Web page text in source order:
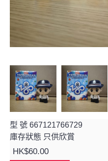
型 號 667121766729
庫存狀態 只供欣賞
HK$60.00